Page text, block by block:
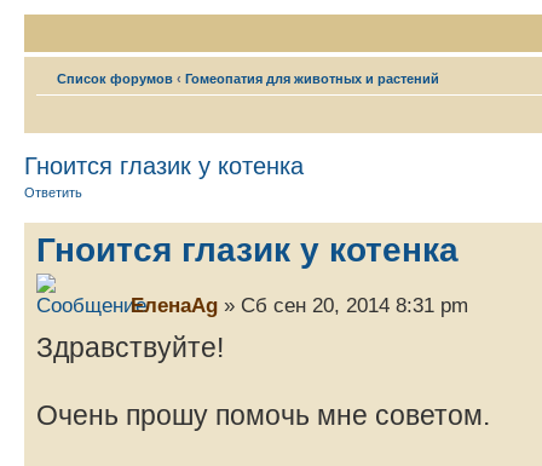
Список форумов ‹ Гомеопатия для животных и растений
Гноится глазик у котенка
Ответить
Гноится глазик у котенка
ЕленаAg » Сб сен 20, 2014 8:31 pm
Здравствуйте!
Очень прошу помочь мне советом.